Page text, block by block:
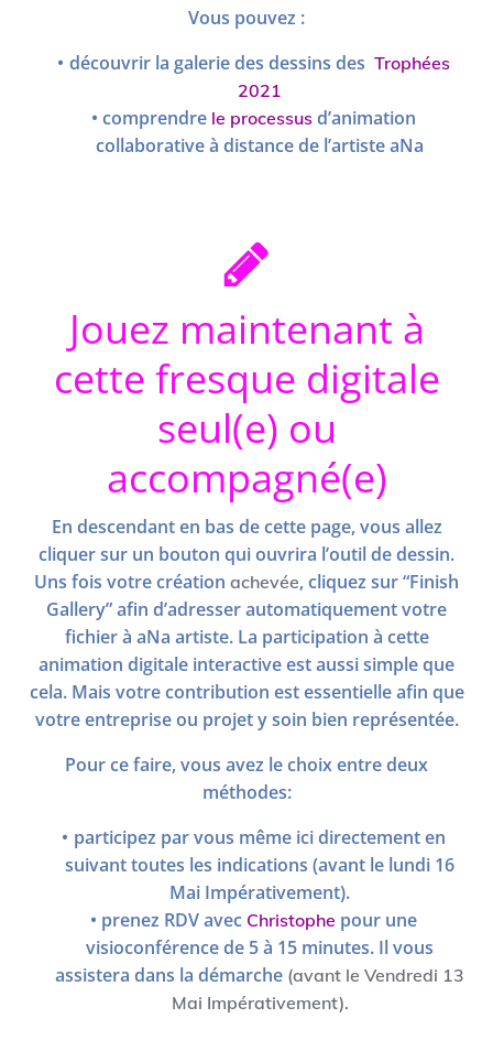
Vous pouvez :
découvrir la galerie des dessins des Trophées
2021
comprendre le processus d’animation
collaborative à distance de l’artiste aNa
Jouez maintenant à
cette fresque digitale
seul(e) ou
accompagné(e)
En descendant en bas de cette page, vous allez
cliquer sur un bouton qui ouvrira l’outil de dessin.
Uns fois votre création achevée, cliquez sur “Finish
Gallery” afin d’adresser automatiquement votre
fichier à aNa artiste. La participation à cette
animation digitale interactive est aussi simple que
cela. Mais votre contribution est essentielle afin que
votre entreprise ou projet y soin bien représentée.
Pour ce faire, vous avez le choix entre deux
méthodes:
participez par vous même ici directement en
suivant toutes les indications (avant le lundi 16
Mai Impérativement).
prenez RDV avec Christophe pour une
visioconférence de 5 à 15 minutes. Il vous
assistera dans la démarche (avant le Vendredi 13
Mai Impérativement).